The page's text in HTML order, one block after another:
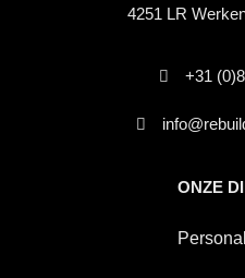
4251 LR
+31
ONZE